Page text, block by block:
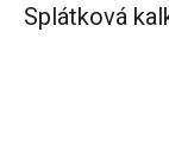
Splátková